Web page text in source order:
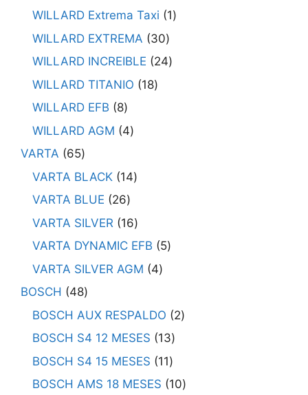
WILLARD Extrema Taxi
1
WILLARD EXTREMA
30
WILLARD INCREIBLE
24
WILLARD TITANIO
18
WILLARD EFB
8
WILLARD AGM
4
VARTA
65
VARTA BLACK 14
VARTA BLUE
26
VARTA SILVER
16
VARTA DYNAMIC EFB
5
VARTA SILVER AGM
4
BOSCH
48
BOSCH AUX RESPALDO
2
BOSCH S4 12 MESES
13
BOSCH S4 15 MESES
11
BOSCH AMS 18 MESES
10